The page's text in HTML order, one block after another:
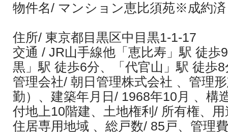
物件名/ マンション恵比須苑※成約済
住所/ 東京都目黒区中目黒1-1-17
交通 / JR山手線他「恵比寿」駅 徒歩
黒」駅 徒歩6分、「代官山」駅 徒歩8
管理会社/ 朝日管理株式会社 、管理
勤）、建築年月日/ 1968年10月 、構
付地上10階建、土地権利/ 所有権、
住居専用地域 、総戸数/ 85戸、管理